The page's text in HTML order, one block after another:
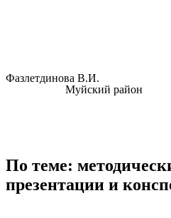
Муйский район
По теме:
презентации и